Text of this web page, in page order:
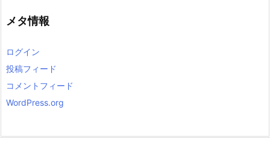
メタ情報
ログイン
投稿フィード
コメントフィード
WordPress.org